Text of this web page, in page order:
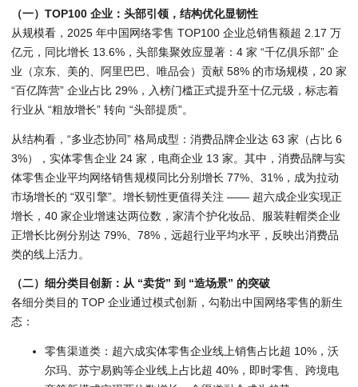
（一）TOP100 企业：头部引领，结构优化显韧性
从规模看，2025 年中国网络零售 TOP100 企业总销售额超 2.17 万
亿元，同比增长 13.6%，头部集聚效应显著：4 家 “千亿俱乐部” 企
业（京东、美的、阿里巴巴、唯品会）贡献 58% 的市场规模，20 家
“百亿阵营” 企业占比 29%，入榜门槛正式提升至十亿元级，标志着
行业从 “粗放增长” 转向 “头部提质”。
从结构看，“多业态协同” 格局成型：消费品牌企业达 63 家（占比 6
3%），实体零售企业 24 家，电商企业 13 家。其中，消费品牌与实
体零售企业平均网络销售规模同比分别增长 77%、31%，成为拉动
市场增长的 “双引擎”。增长韧性更值得关注 —— 超六成企业实现正
增长，40 家企业增速达两位数，家清个护化妆品、服装鞋帽类企业
正增长比例分别达 79%、78%，远超行业平均水平，反映出消费品
类的线上活力。
（二）细分类目创新：从 “卖货” 到 “造场景” 的突破
各细分类目的 TOP 企业通过模式创新，勾勒出中国网络零售的新生
态：
零售渠道类 ：超六成实体零售企业线上销售占比超 10%，沃
尔玛、苏宁易购等企业线上占比超 40%，即时零售、跨境电